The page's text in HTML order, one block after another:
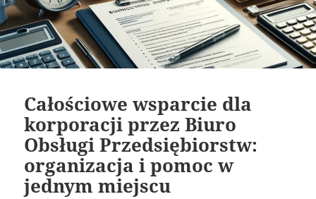
Całościowe wsparcie dla
korporacji przez Biuro
Obsługi Przedsiębiorstw:
organizacja i pomoc w
jednym miejscu